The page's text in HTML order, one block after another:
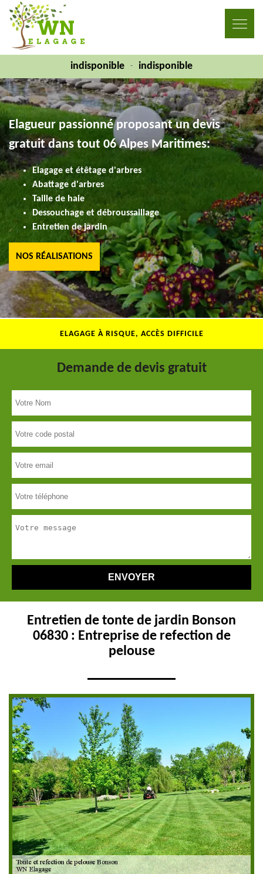
indisponible - indisponible
Elagueur passionné proposant un devis
gratuit dans tout 06 Alpes Maritimes:
Elagage et étêtage d'arbres
Abattage d'arbres
Taille de haie
Dessouchage et débroussaillage
Entretien de jardin
NOS RÉALISATIONS
ELAGAGE À RISQUE, ACCÈS DIFFICILE
Demande de devis gratuit
Entretien de tonte de jardin Bonson
06830 : Entreprise de refection de
pelouse